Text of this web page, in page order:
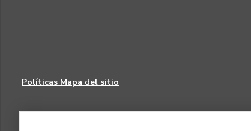
Políticas Mapa del sitio